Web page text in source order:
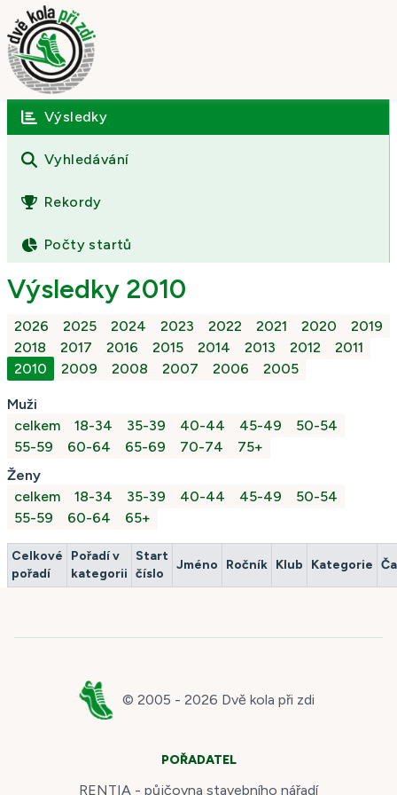
Úvod
O závodě
Výsledky
Fotogalerie
Kontakt
Výsledky
Vyhledávání
Rekordy
Počty startů
Výsledky 2010
2026 2025 2024 2023 2022 2021 2020
2019
2018
2017 2016 2015 2014 2013 2012
2011
2010
2009 2008 2007 2006 2005
Muži
celkem
18-34 35-39 40-44 45-49
50-54
55-59
60-64 65-69 70-74
75+
Ženy
celkem
18-34 35-39 40-44 45-49
50-54
55-59
60-64 65+
Celkové
pořadí
Pořadí v
kategorii
Start
číslo
Jméno Ročník Klub Kategorie
© 2005 - 2026 Dvě kola při zdi
POŘADATEL
RENTIA - půjčovna stavebního nářadí